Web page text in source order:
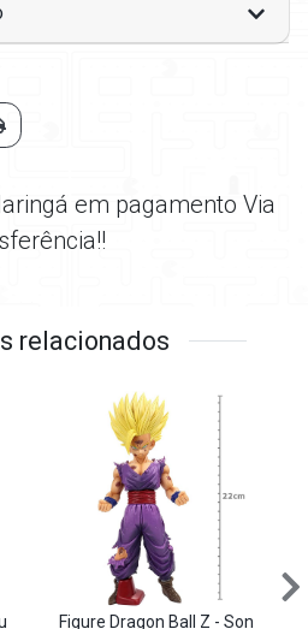
em pagamento Via
relacionados
Figure Dragon Ball Z - Son